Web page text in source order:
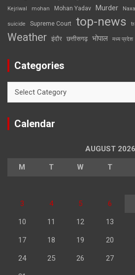
Kejriwal mohan Mohan Yadav Murder
suicide Supreme Court top-news
Weather इंदौर छत्तीसगढ़ भोपाल मध्य प्रदेश
Categories
Calendar
AUGUST 2026
M T W T
3 4 5 6
10 11 12 13
17 18 19 20
24 25 26 27